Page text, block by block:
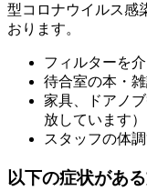
型コロナウイルス感
おります。
フィルターを
待合室の本・
家具、ドアノ
放しています）
スタッフの体
以下の症状があ